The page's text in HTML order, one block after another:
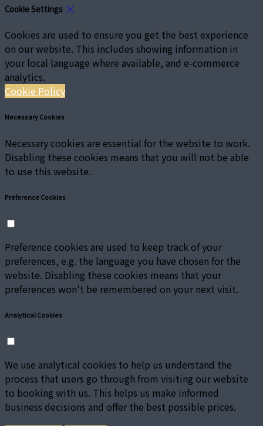
Cookie Settings
Cookies are used to ensure you get the best experience
on our website. This includes showing information in
your local language where available, and e-commerce
analytics.
Cookie Policy
Necessary Cookies
Necessary cookies are essential for the website to work.
Disabling these cookies means that you will not be able
to use this website.
Preference Cookies
Preference cookies are used to keep track of your
preferences, e.g. the language you have chosen for the
website. Disabling these cookies means that your
preferences won't be remembered on your next visit.
Analytical Cookies
We use analytical cookies to help us understand the
process that users go through from visiting our website
to booking with us. This helps us make informed
business decisions and offer the best possible prices.